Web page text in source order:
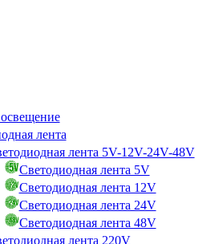
лента
лента 5V-12V-24V-48V
Светодиодная лента 5V
Светодиодная лента 12V
Светодиодная лента 24V
Светодиодная лента 48V
лента 220V